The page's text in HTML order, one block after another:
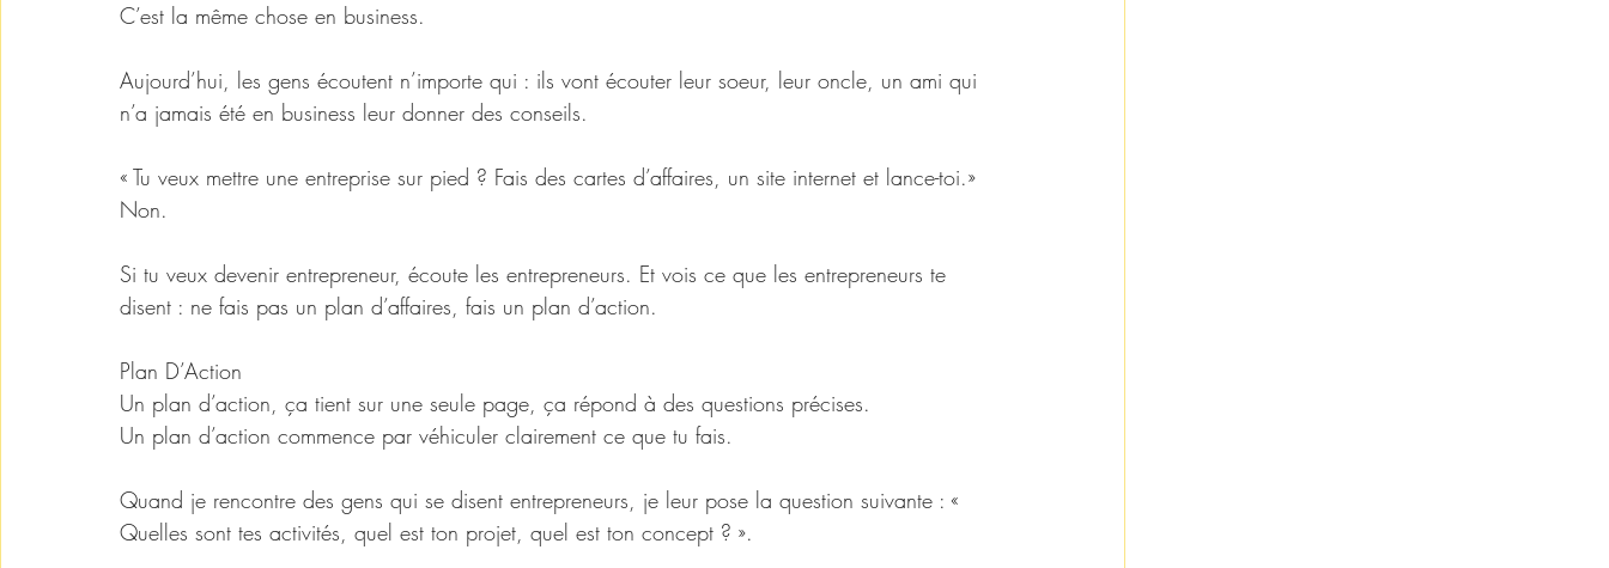
C’est la même chose en business.
Aujourd’hui, les gens écoutent n’importe qui : ils vont écouter leur soeur, leur oncle, un ami qui
n’a jamais été en business leur donner des conseils.
« Tu veux mettre une entreprise sur pied ? Fais des cartes d’affaires, un site internet et lance-toi.»
Non.
Si tu veux devenir entrepreneur, écoute les entrepreneurs. Et vois ce que les entrepreneurs te
disent : ne fais pas un plan d’affaires, fais un plan d’action.
Plan D’Action
Un plan d’action, ça tient sur une seule page, ça répond à des questions précises.
Un plan d’action commence par véhiculer clairement ce que tu fais.
Quand je rencontre des gens qui se disent entrepreneurs, je leur pose la question suivante : «
Quelles sont tes activités, quel est ton projet, quel est ton concept ? ».